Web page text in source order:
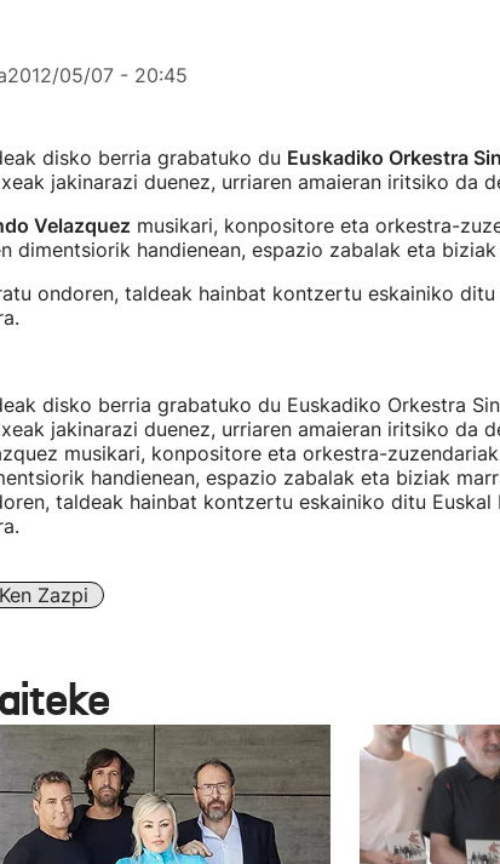
2012/05/07 - 20:45
disko berria grabatuko du Euskadiko Orkestra
jakinarazi duenez, urriaren amaieran iritsiko da
Velazquezmusikari, konpositore eta orkestra-
dimentsiorik handienean, espazio zabalak eta
ondoren, taldeak hainbat kontzertu eskainiko ditu
disko berria grabatuko du Euskadiko Orkestra
jakinarazi duenez, urriaren amaieran iritsiko da
musikari, konpositore eta orkestra-
handienean, espazio zabalak eta biziak
taldeak hainbat kontzertu eskainiko ditu Euskal
Ken Zazpi